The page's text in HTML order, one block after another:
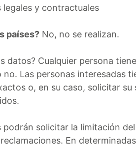
legales y contractuales
países? No, no se realizan.
datos? Cualquier persona
Las personas interesadas
o, en su caso, solicitar
solicitar la limitación
En